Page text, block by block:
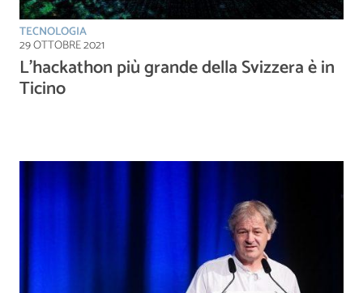
TECNOLOGIA
29 OTTOBRE 2021
L’hackathon più grande della Svizzera è in
Ticino